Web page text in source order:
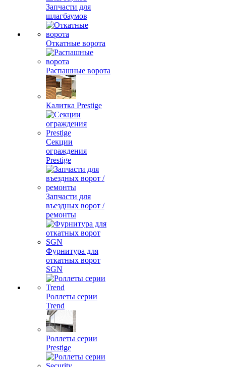
Запчасти для
шлагбаумов
Откатные ворота
Распашные ворота
Калитка Prestige
Секции
ограждения
Prestige
Запчасти для
въездных ворот /
ремонты
Фурнитура для
откатных ворот
SGN
Роллеты серии
Trend
Роллеты серии
Prestige